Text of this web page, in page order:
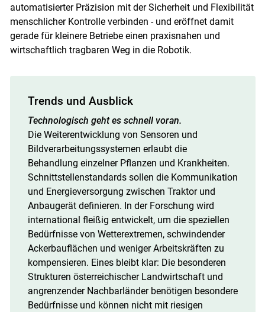
automatisierter Präzision mit der Sicherheit und Flexibilität
menschlicher Kontrolle verbinden - und eröffnet damit
gerade für kleinere Betriebe einen praxisnahen und
wirtschaftlich tragbaren Weg in die Robotik.
Trends und Ausblick
Technologisch geht es schnell voran.
Die Weiterentwicklung von Sensoren und
Bildverarbeitungssystemen erlaubt die
Behandlung einzelner Pflanzen und Krankheiten.
Schnittstellenstandards sollen die Kommunikation
und Energieversorgung zwischen Traktor und
Anbaugerät definieren. In der Forschung wird
international fleißig entwickelt, um die speziellen
Bedürfnisse von Wetterextremen, schwindender
Ackerbauflächen und weniger Arbeitskräften zu
kompensieren. Eines bleibt klar: Die besonderen
Strukturen österreichischer Landwirtschaft und
angrenzender Nachbarländer benötigen besondere
Bedürfnisse und können nicht mit riesigen